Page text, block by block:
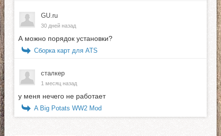
GU.ru
30 дней назад
А можно порядок установки?
Сборка карт для ATS
сталкер
1 месяц назад
у меня нечего не работает
A Big Potats WW2 Mod